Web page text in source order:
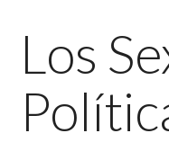
Los